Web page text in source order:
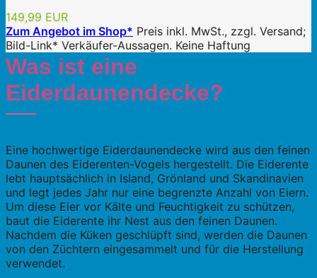
149,99 EUR
Zum Angebot im Shop* Preis inkl. MwSt., zzgl. Versand;
Bild-Link* Verkäufer-Aussagen. Keine Haftung
Was ist eine
Eiderdaunendecke?
Eine hochwertige Eiderdaunendecke wird aus den feinen
Daunen des Eiderenten-Vogels hergestellt. Die Eiderente
lebt hauptsächlich in Island, Grönland und Skandinavien
und legt jedes Jahr nur eine begrenzte Anzahl von Eiern.
Um diese Eier vor Kälte und Feuchtigkeit zu schützen,
baut die Eiderente ihr Nest aus den feinen Daunen.
Nachdem die Küken geschlüpft sind, werden die Daunen
von den Züchtern eingesammelt und für die Herstellung
verwendet.